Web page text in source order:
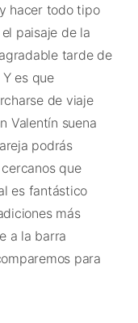
hacer todo tipo
paisaje de la
tarde de
es que
de viaje
Valentín suena
podrás
que
es fantástico
más
a la barra
para